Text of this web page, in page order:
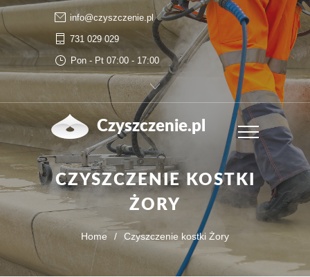
info@czyszczenie.pl
731 029 029
Pon - Pt 07:00 - 17:00
Czyszczenie.pl
CZYSZCZENIE KOSTKI
ŻORY
Home / Czyszczenie kostki Żory